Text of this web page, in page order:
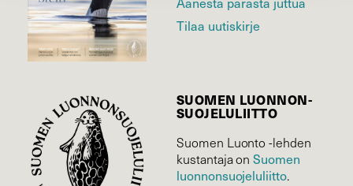
Tilaa uutiskirje
SUOMEN LUONNON­
SUOJELU­LIITTO
Suomen Luonto -lehden
kustantaja onSuomen
luonnonsuojelu­liitto.